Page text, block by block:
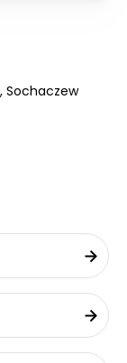
, Sochaczew